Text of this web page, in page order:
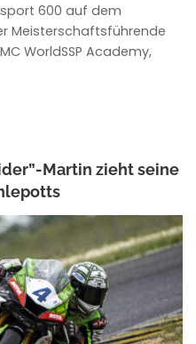
600 auf dem
Meisterschaftsführende
WorldSSP Academy,
Martin zieht seine